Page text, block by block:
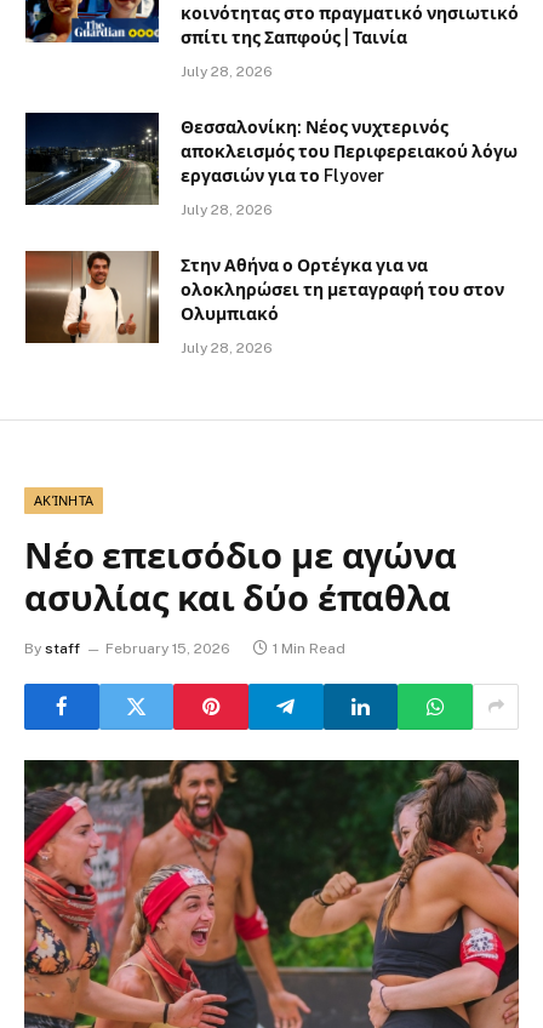
κοινότητας στο πραγματικό νησιωτικό
σπίτι της Σαπφούς | Ταινία
July 28, 2026
Θεσσαλονίκη: Νέος νυχτερινός
αποκλεισμός του Περιφερειακού λόγω
εργασιών για το Flyover
July 28, 2026
Στην Αθήνα ο Ορτέγκα για να
ολοκληρώσει τη μεταγραφή του στον
Ολυμπιακό
July 28, 2026
ΑΚΊΝΗΤΑ
Νέο επεισόδιο με αγώνα
ασυλίας και δύο έπαθλα
By staff February 15, 2026 1 Min Read